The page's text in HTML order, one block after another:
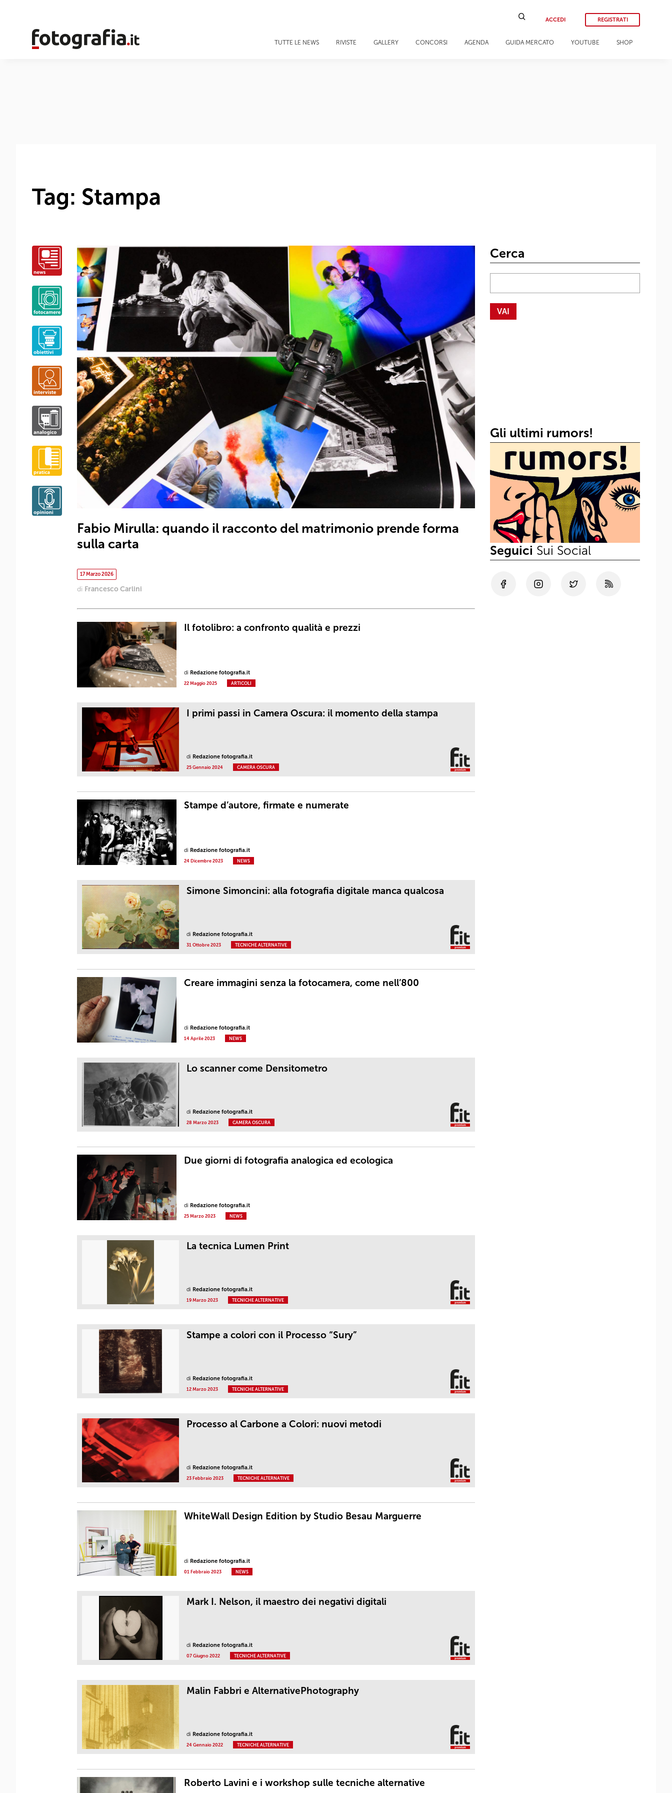
ACCEDI REGISTRATI
TUTTE LE NEWS RIVISTE GALLERY CONCORSI AGENDA GUIDA MERCATO YOUTUBE SHOP
Tag: Stampa
Fabio Mirulla: quando il racconto del matrimonio prende forma
sulla carta
17 Marzo 2026
di Francesco Carlini
Il fotolibro: a confronto qualità e prezzi
di Redazione fotografia.it
22 Maggio 2025 ARTICOLI
I primi passi in Camera Oscura: il momento della stampa
di Redazione fotografia.it
25 Gennaio 2024 CAMERA OSCURA
Stampe d’autore, firmate e numerate
di Redazione fotografia.it
24 Dicembre 2023 NEWS
Simone Simoncini: alla fotografia digitale manca qualcosa
di Redazione fotografia.it
31 Ottobre 2023 TECNICHE ALTERNATIVE
Creare immagini senza la fotocamera, come nell’800
di Redazione fotografia.it
14 Aprile 2023 NEWS
Lo scanner come Densitometro
di Redazione fotografia.it
28 Marzo 2023 CAMERA OSCURA
Due giorni di fotografia analogica ed ecologica
di Redazione fotografia.it
25 Marzo 2023 NEWS
La tecnica Lumen Print
di Redazione fotografia.it
19 Marzo 2023 TECNICHE ALTERNATIVE
Stampe a colori con il Processo “Sury”
di Redazione fotografia.it
12 Marzo 2023 TECNICHE ALTERNATIVE
Processo al Carbone a Colori: nuovi metodi
di Redazione fotografia.it
23 Febbraio 2023 TECNICHE ALTERNATIVE
WhiteWall Design Edition by Studio Besau Marguerre
di Redazione fotografia.it
01 Febbraio 2023 NEWS
Mark I. Nelson, il maestro dei negativi digitali
di Redazione fotografia.it
07 Giugno 2022 TECNICHE ALTERNATIVE
Malin Fabbri e AlternativePhotography
di Redazione fotografia.it
24 Gennaio 2022 TECNICHE ALTERNATIVE
Roberto Lavini e i workshop sulle tecniche alternative
Cerca
Gli ultimi rumors!
Seguici Sui Social